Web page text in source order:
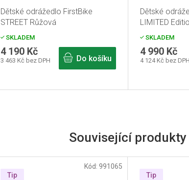
Související produkty
Tip
Kód: 991065
Tip
Dětské odrážedlo FirstBike
STREET Růžová
SKLADEM
3 463 Kč bez DPH
4 190 Kč
Do košíku
Dětské
LIMITED
SKLADEM
4 124 Kč bez DPH
4 990 Kč